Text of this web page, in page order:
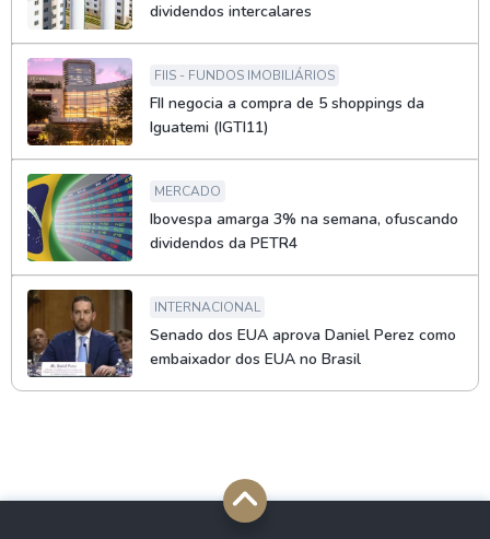
dividendos intercalares
FIIS - FUNDOS IMOBILIÁRIOS
FII negocia a compra de 5 shoppings da
Iguatemi (IGTI11)
MERCADO
Ibovespa amarga 3% na semana, ofuscando
dividendos da PETR4
INTERNACIONAL
Senado dos EUA aprova Daniel Perez como
embaixador dos EUA no Brasil